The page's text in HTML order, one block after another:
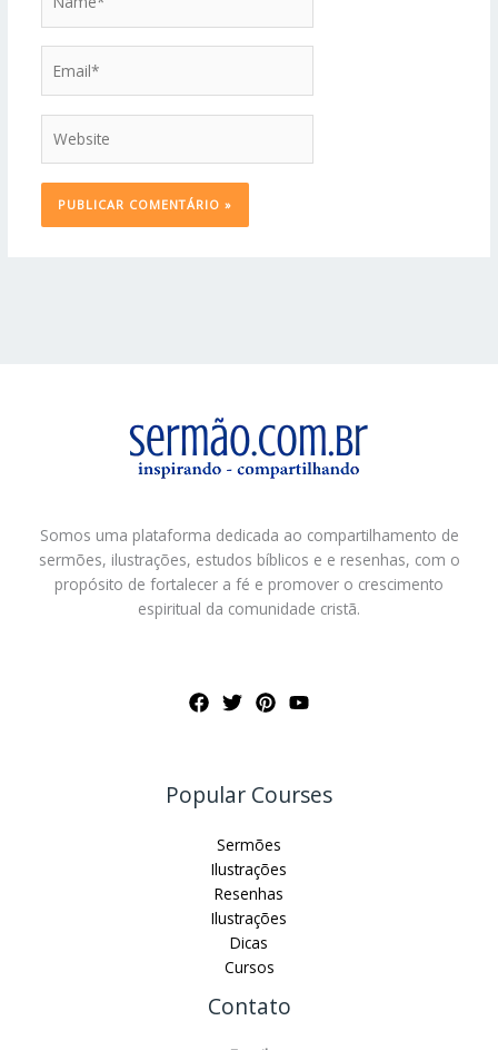
Somos uma plataforma dedicada ao compartilhamento de
sermões, ilustrações, estudos bíblicos e e resenhas, com o
propósito de fortalecer a fé e promover o crescimento
espiritual da comunidade cristã.
Popular Courses
Sermões
Ilustrações
Resenhas
Ilustrações
Dicas
Cursos
Contato